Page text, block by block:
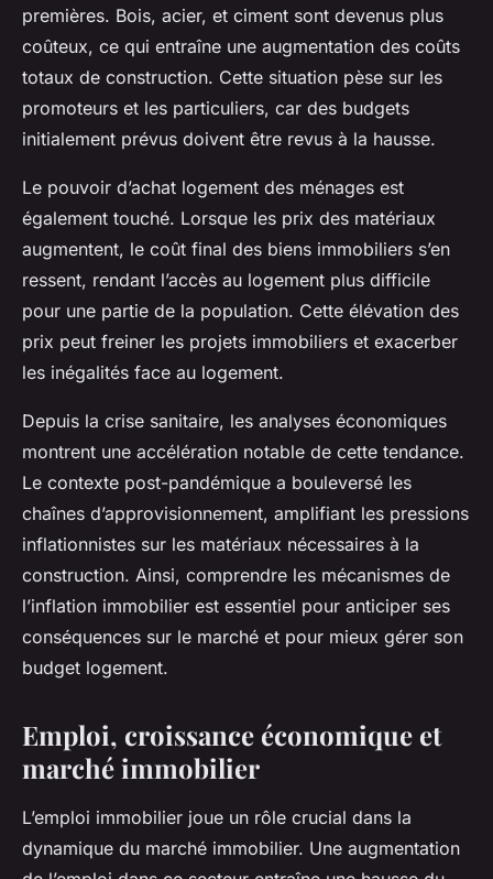
premières. Bois, acier, et ciment sont devenus plus
coûteux, ce qui entraîne une augmentation des coûts
totaux de construction. Cette situation pèse sur les
promoteurs et les particuliers, car des budgets
initialement prévus doivent être revus à la hausse.
Le pouvoir d’achat logement des ménages est
également touché. Lorsque les prix des matériaux
augmentent, le coût final des biens immobiliers s’en
ressent, rendant l’accès au logement plus difficile
pour une partie de la population. Cette élévation des
prix peut freiner les projets immobiliers et exacerber
les inégalités face au logement.
Depuis la crise sanitaire, les analyses économiques
montrent une accélération notable de cette tendance.
Le contexte post-pandémique a bouleversé les
chaînes d’approvisionnement, amplifiant les pressions
inflationnistes sur les matériaux nécessaires à la
construction. Ainsi, comprendre les mécanismes de
l’inflation immobilier est essentiel pour anticiper ses
conséquences sur le marché et pour mieux gérer son
budget logement.
Emploi, croissance économique et
marché immobilier
L’emploi immobilier joue un rôle crucial dans la
dynamique du marché immobilier. Une augmentation